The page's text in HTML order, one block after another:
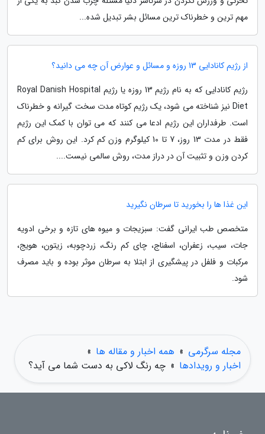
مهم ترین و خطرناک ترین مسائل بشر تبدیل شده...
از رژیم کانادایی 13 روزه و مسائل و عوارض آن چه می دانید؟
رژیم کانادایی که به نام رژیم 13 روزه یا رژیم Royal Danish Hospital
Diet نیز شناخته می شود، یک رژیم کوتاه مدت سخت گیرانه و خطرناک
است. طرفداران این رژیم ادعا می کنند که می توان با کمک این رژیم
فقط در مدت 13 روز، 7 تا 10 کیلوگرم وزن کم کرد. این روش برای کم
کردن وزن و تثبیت آن در دراز مدت، روش سالمی نیست....
این غذا ها را بخورید تا سرطان نگیرید
متخصص طب ایرانی گفت: سبزیجات و میوه های تازه و برخی ادویه
جات، سیب، زعفران، اسفناج، چای کم رنگ، زردچوبه، زیتون، هویج،
مرکبات و فلفل در پیشگیری از ابتلا به سرطان موثر بوده و باید مصرف
شود.
مجله سرگرمی » همه اخبار و مقاله ها »
اخبار و رویدادها » چه رنگ لاکی به دست شما می آید؟